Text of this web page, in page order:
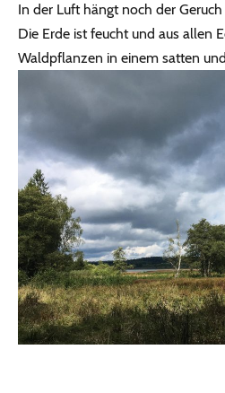
In der Luft hängt noch der
Die Erde ist feucht und aus allen
Waldpflanzen in einem satten